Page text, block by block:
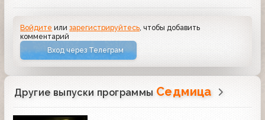
Войдите илизарегистрируйтесь , чтобы добавить
комментарий
Вход через Телеграм
Другие выпуски программы Седмица